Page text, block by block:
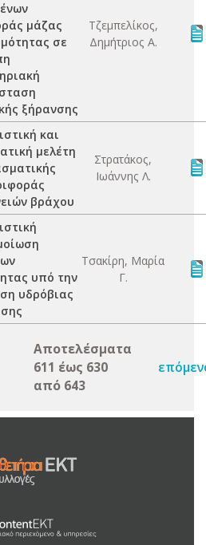
μάζας
σε
ξήρανσης
Τζεμπελίκος,
Δημήτριος Α.
και
μελέτη
βράχου
Στρατάκος,
Ιωάννης Λ.
υπό την
υδρόβιας
Τσακίρη, Μαρία
Γ.
Αποτελέσματα
611 έως 630
από 643